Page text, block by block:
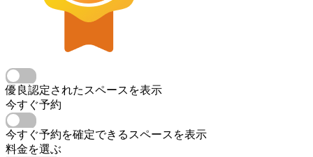
優良認定されたスペースを表示
今すぐ予約
今すぐ予約を確定できるスペースを表示
料金を選ぶ